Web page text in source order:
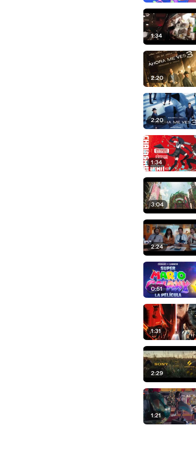
1:34
2:20
2:20
1:34
3:04
2:24
0:51
1:31
2:29
1:21